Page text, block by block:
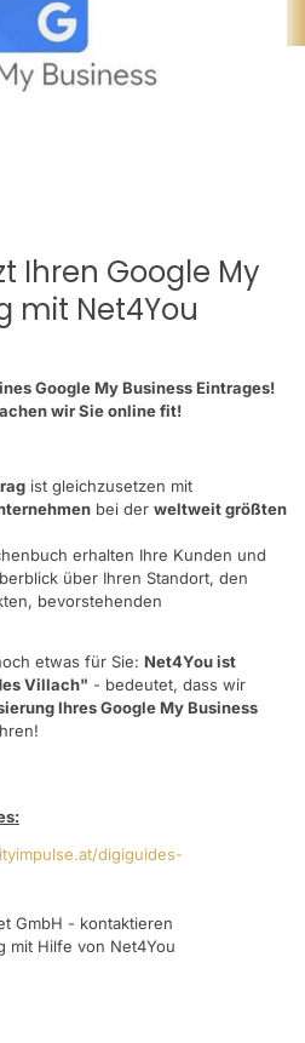
Ihren Google My
mit Net4You
Google My Business Eintrages!
wir Sie online fit!
ist gleichzusetzen mit
bei der weltweit größten
erhalten Ihre Kunden und
über Ihren Standort, den
bevorstehenden
etwas für Sie: Net4You ist
Villach" - bedeutet, dass wir
Ihres Google My Business
digiguides-
GmbH - kontaktieren
mit Hilfe von Net4You